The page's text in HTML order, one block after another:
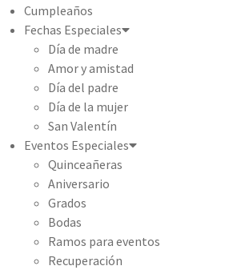
Cumpleaños
Fechas Especiales
Día de madre
Amor y amistad
Día del padre
Día de la mujer
San Valentín
Eventos Especiales
Quinceañeras
Aniversario
Grados
Bodas
Ramos para eventos
Recuperación